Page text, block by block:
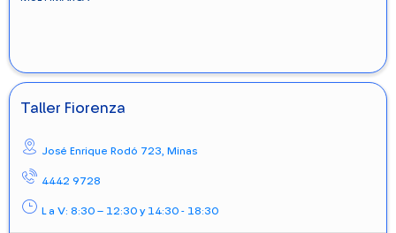
Taller Fiorenza
José Enrique Rodó 723, Minas
4442 9728
L a V: 8:30 – 12:30 y 14:30 - 18:30